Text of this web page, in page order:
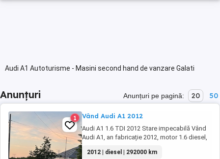
Audi A1 Autoturisme - Masini second hand de vanzare Galati
Anunțuri Anunțuri pe pagină: 20 50
1 Vând Audi A1 2012
Audi A1 1.6 TDI 2012 Stare impecabilă Vând
Audi A1, an fabricație 2012, motor 1.6 diesel,
perfectă stare de funcționare. Motor fiabil și
2012 | diesel | 292000 km